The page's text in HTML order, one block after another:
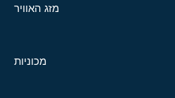
מזג האוויר
מכוניות